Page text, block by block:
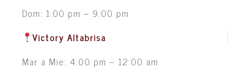
Dom: 1:00 pm – 9:00 pm
Victory Altabrisa
Mar a Mie: 4:00 pm – 12:00 am